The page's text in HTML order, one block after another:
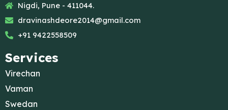
Nigdi, Pune - 411044.
dravinashdeore2014@gmail.com
+91 9422558509
Services
Virechan
Vaman
Swedan